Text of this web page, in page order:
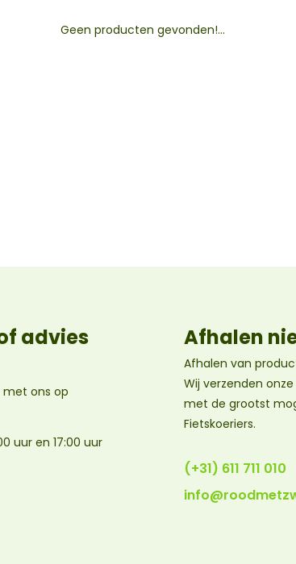
Geen producten gevonden!...
advies
ons op
uur en 17:00 uur
Afhalen
Afhalen van
Wij verzenden
met de grootst
Fietskoeriers.
(+31) 611 711 010